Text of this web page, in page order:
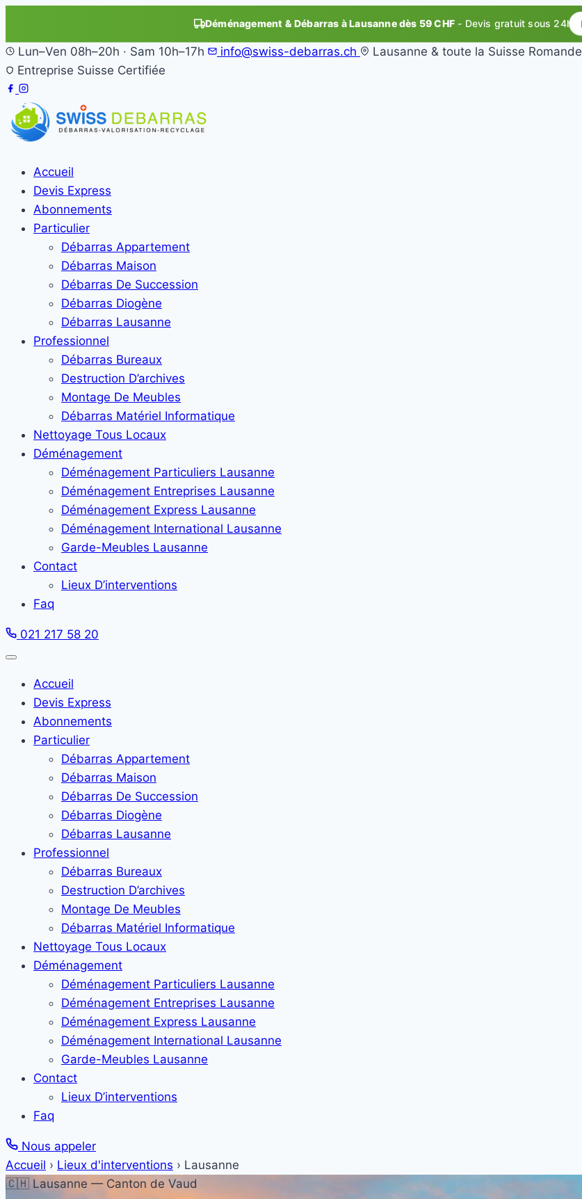
Déménagement & Débarras à Lausanne dès 59 CHF - Devis gratuit sous 24h
Lun–Ven 08h–20h · Sam 10h–17h info@swiss-debarras.ch
Lausanne & toute la Suisse Romande
Entreprise Suisse Certifiée
Accueil
Devis Express
Abonnements
Particulier
Débarras Appartement
Débarras Maison
Débarras De Succession
Débarras Diogène
Débarras Lausanne
Professionnel
Débarras Bureaux
Destruction D’archives
Montage De Meubles
Débarras Matériel Informatique
Nettoyage Tous Locaux
Déménagement
Déménagement Particuliers Lausanne
Déménagement Entreprises Lausanne
Déménagement Express Lausanne
Déménagement International Lausanne
Garde-Meubles Lausanne
Contact
Lieux D’interventions
Faq
021 217 58 20
Accueil
Devis Express
Abonnements
Particulier
Débarras Appartement
Débarras Maison
Débarras De Succession
Débarras Diogène
Débarras Lausanne
Professionnel
Débarras Bureaux
Destruction D’archives
Montage De Meubles
Débarras Matériel Informatique
Nettoyage Tous Locaux
Déménagement
Déménagement Particuliers Lausanne
Déménagement Entreprises Lausanne
Déménagement Express Lausanne
Déménagement International Lausanne
Garde-Meubles Lausanne
Contact
Lieux D’interventions
Faq
Nous appeler
Accueil › Lieux d'interventions › Lausanne
🇨🇭 Lausanne — Canton de Vaud